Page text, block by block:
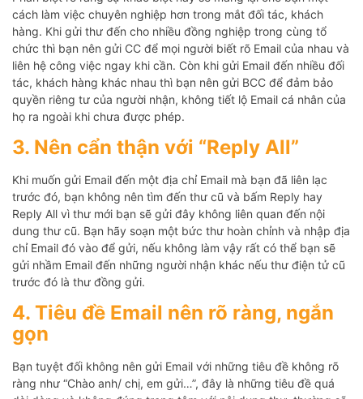
cách làm việc chuyên nghiệp hơn trong mắt đối tác, khách
hàng. Khi gửi thư đến cho nhiều đồng nghiệp trong cùng tổ
chức thì bạn nên gửi CC để mọi người biết rõ Email của nhau và
liên hệ công việc ngay khi cần. Còn khi gửi Email đến nhiều đối
tác, khách hàng khác nhau thì bạn nên gửi BCC để đảm bảo
quyền riêng tư của người nhận, không tiết lộ Email cá nhân của
họ ra ngoài khi chưa được phép.
3. Nên cẩn thận với “Reply All”
Khi muốn gửi Email đến một địa chỉ Email mà bạn đã liên lạc
trước đó, bạn không nên tìm đến thư cũ và bấm Reply hay
Reply All vì thư mới bạn sẽ gửi đây không liên quan đến nội
dung thư cũ. Bạn hãy soạn một bức thư hoàn chỉnh và nhập địa
chỉ Email đó vào để gửi, nếu không làm vậy rất có thể bạn sẽ
gửi nhầm Email đến những người nhận khác nếu thư điện tử cũ
trước đó là thư đồng gửi.
4. Tiêu đề Email nên rõ ràng, ngắn
gọn
Bạn tuyệt đối không nên gửi Email với những tiêu đề không rõ
ràng như “Chào anh/ chị, em gửi…”, đây là những tiêu đề quá